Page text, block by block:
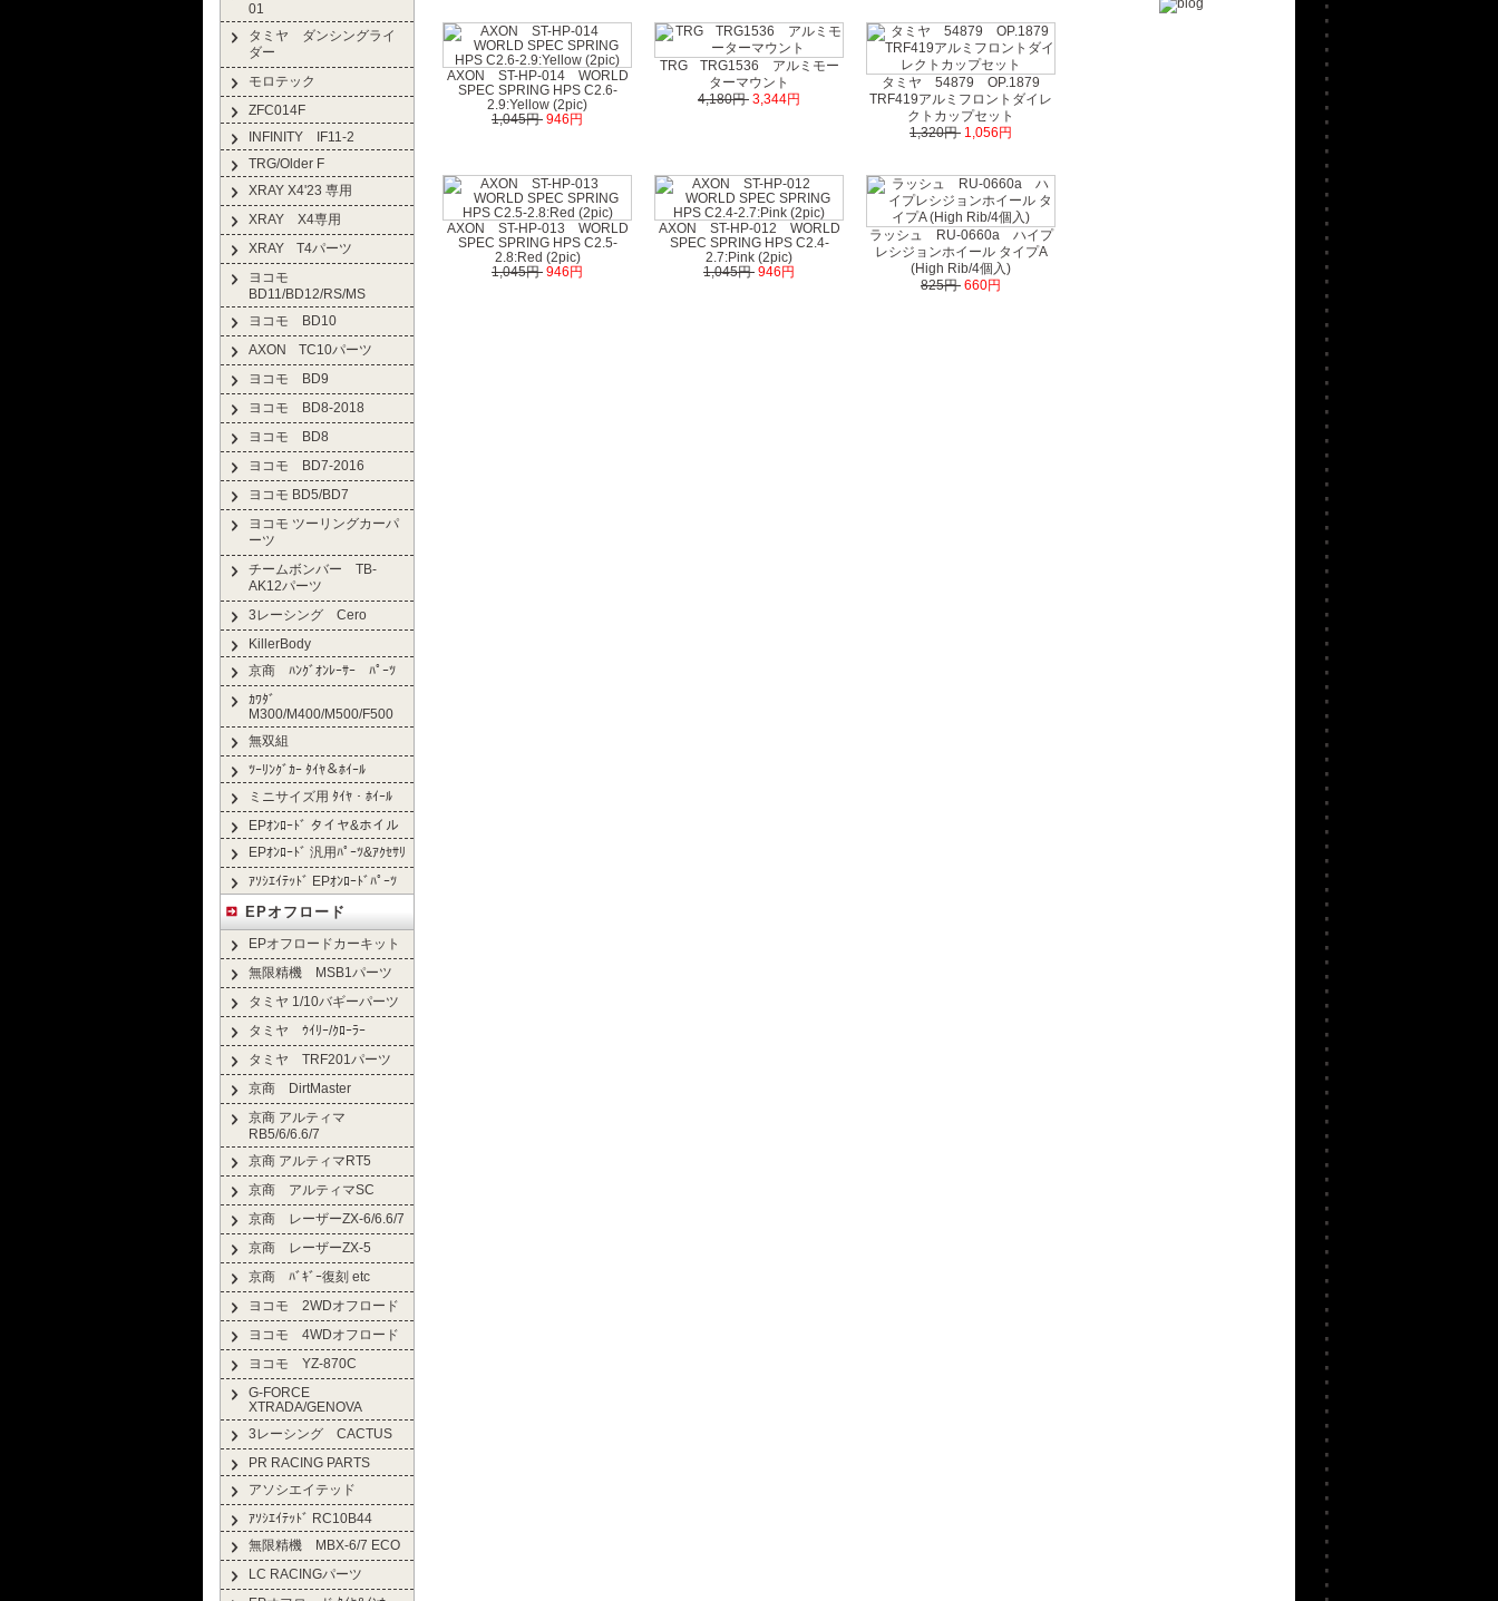
01
タミヤ ダンシングライ
ダー
モロテック
ZFC014F
INFINITY IF11-2
TRG/Older F
XRAY X4'23 専用
XRAY X4専用
XRAY T4パーツ
ヨコモ
BD11/BD12/RS/MS
ヨコモ BD10
AXON TC10パーツ
ヨコモ BD9
ヨコモ BD8-2018
ヨコモ BD8
ヨコモ BD7-2016
ヨコモ BD5/BD7
ヨコモ ツーリングカーパ
ーツ
チームボンバー TB-
AK12パーツ
3レーシング Cero
KillerBody
京商 ﾊﾝｸﾞｵﾝﾚｰｻｰ ﾊﾟｰﾂ
ｶﾜﾀﾞ
M300/M400/M500/F500
無双組
ﾂｰﾘﾝｸﾞｶｰ ﾀｲﾔ＆ﾎｲｰﾙ
ミニサイズ用 ﾀｲﾔ・ﾎｲｰﾙ
EPｵﾝﾛｰﾄﾞ タイヤ&ホイル
EPｵﾝﾛｰﾄﾞ 汎用ﾊﾟｰﾂ&ｱｸｾｻﾘ
ｱｿｼｴｲﾃｯﾄﾞ EPｵﾝﾛｰﾄﾞﾊﾟｰﾂ
EPオフロード
EPオフロードカーキット
無限精機 MSB1パーツ
タミヤ 1/10バギーパーツ
タミヤ ｳｲﾘｰ/ｸﾛｰﾗｰ
タミヤ TRF201パーツ
京商 DirtMaster
京商 アルティマ
RB5/6/6.6/7
京商 アルティマRT5
京商 アルティマSC
京商 レーザーZX-6/6.6/7
京商 レーザーZX-5
京商 ﾊﾞｷﾞｰ復刻 etc
ヨコモ 2WDオフロード
ヨコモ 4WDオフロード
ヨコモ YZ-870C
G-FORCE
XTRADA/GENOVA
3レーシング CACTUS
PR RACING PARTS
アソシエイテッド
ｱｿｼｴｲﾃｯﾄﾞ RC10B44
無限精機 MBX-6/7 ECO
LC RACINGパーツ
AXON ST-HP-014 WORLD
SPEC SPRING HPS C2.6-
2.9:Yellow (2pic)
1,045円 946円
TRG TRG1536 アルミモー
ターマウント
4,180円 3,344円
タミヤ 54879 OP.1879
TRF419アルミフロントダイレ
クトカップセット
1,320円 1,056円
AXON ST-HP-013 WORLD
SPEC SPRING HPS C2.5-
2.8:Red (2pic)
1,045円 946円
AXON ST-HP-012 WORLD
SPEC SPRING HPS C2.4-
2.7:Pink (2pic)
1,045円 946円
ラッシュ RU-0660a ハイプ
レシジョンホイール タイプA
(High Rib/4個入)
825円 660円